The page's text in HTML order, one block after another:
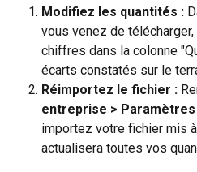
Modifiez les quantités :
vous venez de
chiffres dans la colonne
écarts constatés sur le
Réimportez le fichier :
entreprise >
importez votre fichier mis
actualisera toutes vos